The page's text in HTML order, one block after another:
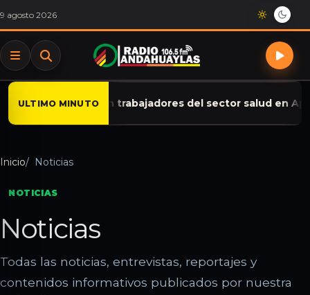
9 agosto 2026
ULTIMO MINUTO
con trabajadores del sector salud en Apurímac
Inicio Noticias
NOTICIAS
Noticias
Todas las noticias, entrevistas, reportajes y
contenidos informativos publicados por nuestra